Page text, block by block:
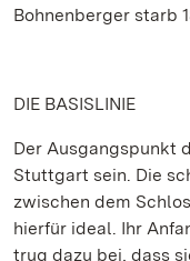
Bohnenberger starb
DIE BASISLINIE
Der Ausgangspunkt
Stuttgart sein. Die
zwischen dem
hierfür ideal. Ihr
trug dazu bei, dass